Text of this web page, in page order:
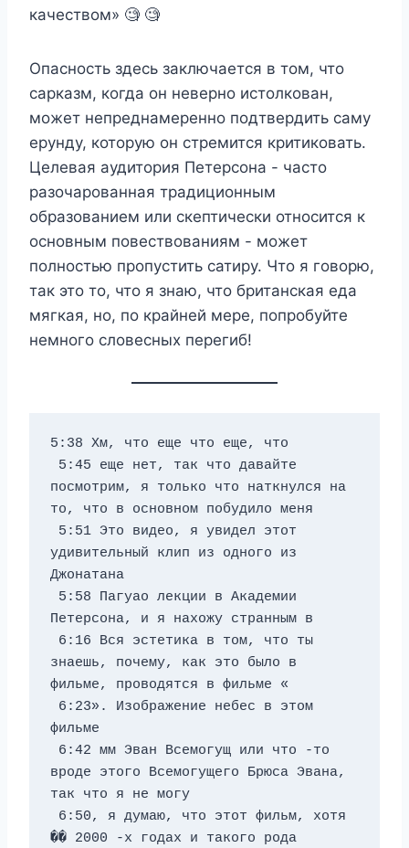
качеством» 🧐 🧐
Опасность здесь заключается в том, что
сарказм, когда он неверно истолкован,
может непреднамеренно подтвердить саму
ерунду, которую он стремится критиковать.
Целевая аудитория Петерсона - часто
разочарованная традиционным
образованием или скептически относится к
основным повествованиям - может
полностью пропустить сатиру. Что я говорю,
так это то, что я знаю, что британская еда
мягкая, но, по крайней мере, попробуйте
немного словесных перегиб!
5:38 Хм, что еще что еще, что
посмотрим, я только что наткнулся на
то, что в основном побудило меня
удивительный клип из одного из
Джонатана
Петерсона, и я нахожу странным в
знаешь, почему, как это было в
фильме, проводятся в фильме «
фильме
вроде этого Всемогущего Брюса Эвана,
так что я не могу
�� 2000 -х годах и такого рода